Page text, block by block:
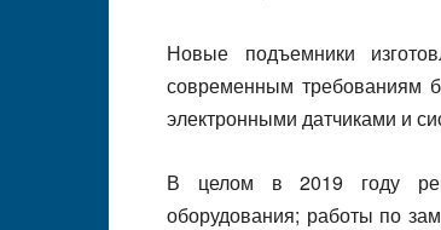
Новые подъемники
современным требованиям
электронными датчиками и
В целом в 2019 году
оборудования; работы по